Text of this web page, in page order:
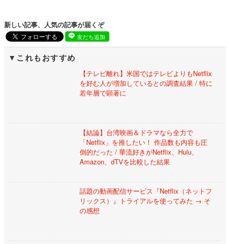
新しい記事、人気の記事が届くぞ
友だち追加
これもおすすめ
【テレビ離れ】米国ではテレビよりもNetflix
を好む人が増加しているとの調査結果 / 特に
若年層で顕著に
【結論】台湾映画＆ドラマなら全力で
「Netflix」を推したい！ 作品数も内容も圧
倒的だった / 華流好きがNetflix、Hulu、
Amazon、dTVを比較した結果
話題の動画配信サービス『Netflix（ネットフ
リックス）』トライアルを使ってみた → そ
の感想